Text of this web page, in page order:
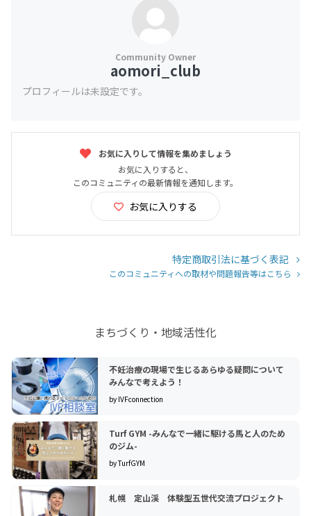
aomori_club
プロフィールは未設定です。
お気に入りして情報を集めましょう
お気に入りすると、
このコミュニティの最新情報を通知します。
お気に入りする
特定商取引法に基づく表記
このコミュニティへの取材や問題報告等はこちら
まちづくり・地域活性化
不妊治療の現場で生じるあらゆる疑問について
みんなで考えよう！
by IVFconnection
Turf GYM -みんなで一緒に駆ける馬と人のため
のジム-
by TurfGYM
札幌 定山渓 体験型五世代交流プロジェクト